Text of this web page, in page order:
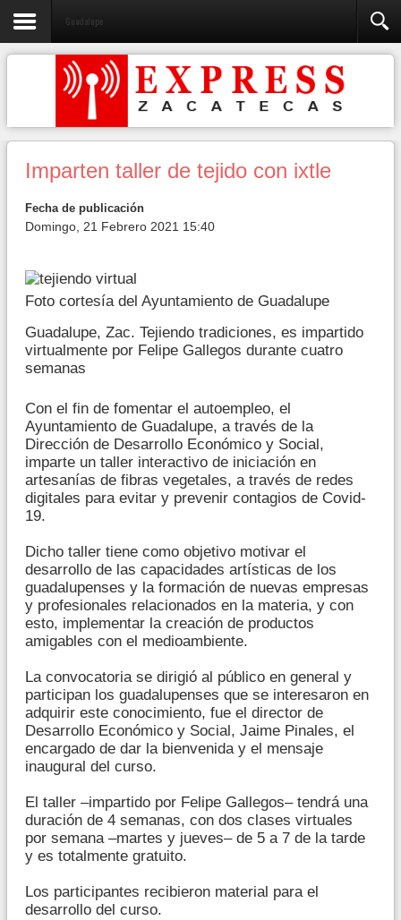
Guadalupe
Imparten taller de tejido con ixtle
Fecha de publicación
Domingo, 21 Febrero 2021 15:40
Foto cortesía del Ayuntamiento de Guadalupe
Guadalupe, Zac. Tejiendo tradiciones, es impartido
virtualmente por Felipe Gallegos durante cuatro
semanas
Con el fin de fomentar el autoempleo, el
Ayuntamiento de Guadalupe, a través de la
Dirección de Desarrollo Económico y Social,
imparte un taller interactivo de iniciación en
artesanías de fibras vegetales, a través de redes
digitales para evitar y prevenir contagios de Covid-
19.
Dicho taller tiene como objetivo motivar el
desarrollo de las capacidades artísticas de los
guadalupenses y la formación de nuevas empresas
y profesionales relacionados en la materia, y con
esto, implementar la creación de productos
amigables con el medioambiente.
La convocatoria se dirigió al público en general y
participan los guadalupenses que se interesaron en
adquirir este conocimiento, fue el director de
Desarrollo Económico y Social, Jaime Pinales, el
encargado de dar la bienvenida y el mensaje
inaugural del curso.
El taller –impartido por Felipe Gallegos– tendrá una
duración de 4 semanas, con dos clases virtuales
por semana –martes y jueves– de 5 a 7 de la tarde
y es totalmente gratuito.
Los participantes recibieron material para el
desarrollo del curso.